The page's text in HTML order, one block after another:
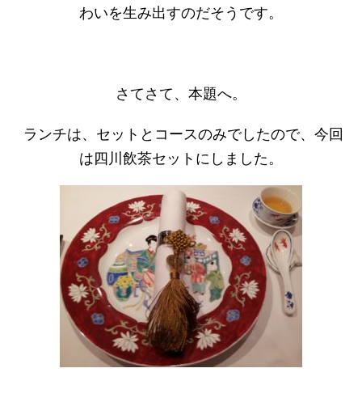
わいを生み出すのだそうです。
さてさて、本題へ。
ランチは、セットとコースのみでしたので、今回
は四川飲茶セットにしました。